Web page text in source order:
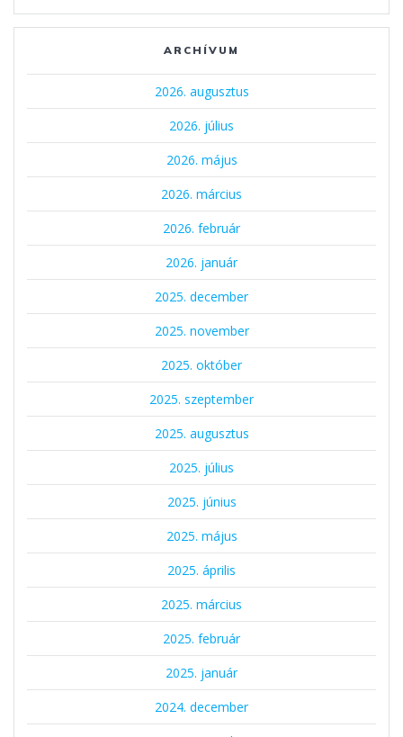
ARCHÍVUM
2026. augusztus
2026. július
2026. május
2026. március
2026. február
2026. január
2025. december
2025. november
2025. október
2025. szeptember
2025. augusztus
2025. július
2025. június
2025. május
2025. április
2025. március
2025. február
2025. január
2024. december